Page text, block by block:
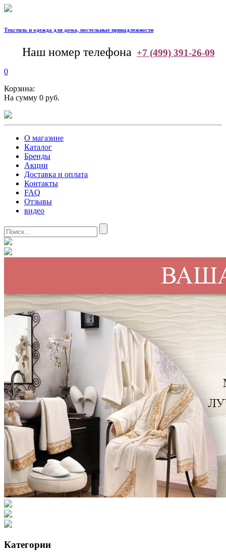
Текстиль и одежда для дома, постельные принадлежности
Наш номер телефона +7 (499) 391-26-09
0
Корзина:
На сумму 0 руб.
О магазине
Каталог
Бренды
Акции
Доставка и оплата
Контакты
FAQ
Отзывы
видео
Категории